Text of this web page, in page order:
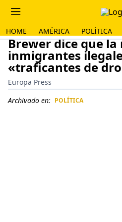
HOME AMÉRICA POLÍTICA
Brewer dice que
inmigrantes
«traficantes de
Europa Press
Archivado en: POLÍTICA